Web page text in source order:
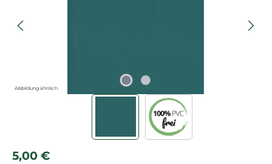
Abbildung ähnlich
Regulärer Preis:
5,00 €